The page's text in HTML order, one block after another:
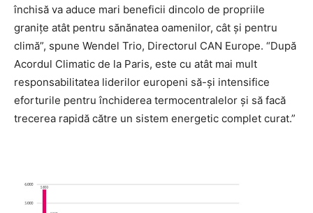
închisă va aduce mari beneficii dincolo de propriile
granițe atât pentru sănănatea oamenilor, cât și pentru
climă”, spune Wendel Trio, Directorul CAN Europe. “După
Acordul Climatic de la Paris, este cu atât mai mult
responsabilitatea liderilor europeni să-și intensifice
eforturile pentru închiderea termocentralelor și să facă
trecerea rapidă către un sistem energetic complet curat.”